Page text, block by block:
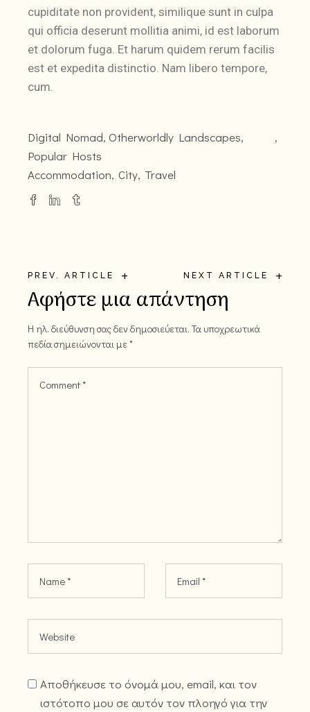
cupiditate non provident, similique sunt in culpa
qui officia deserunt mollitia animi, id est laborum
et dolorum fuga. Et harum quidem rerum facilis
est et expedita distinctio. Nam libero tempore,
cum.
Digital Nomad,Otherworldly Landscapes,
Popular Hosts
Accommodation City Travel
PREV. ARTICLE + NEXT ARTICLE +
Αφήστε μια απάντηση
Η ηλ. διεύθυνση σας δεν δημοσιεύεται. Τα υποχρεωτικά
πεδία σημειώνονται με*
Αποθήκευσε το όνομά μου, email, και τον
ιστότοπο μου σε αυτόν τον πλοηγό για την